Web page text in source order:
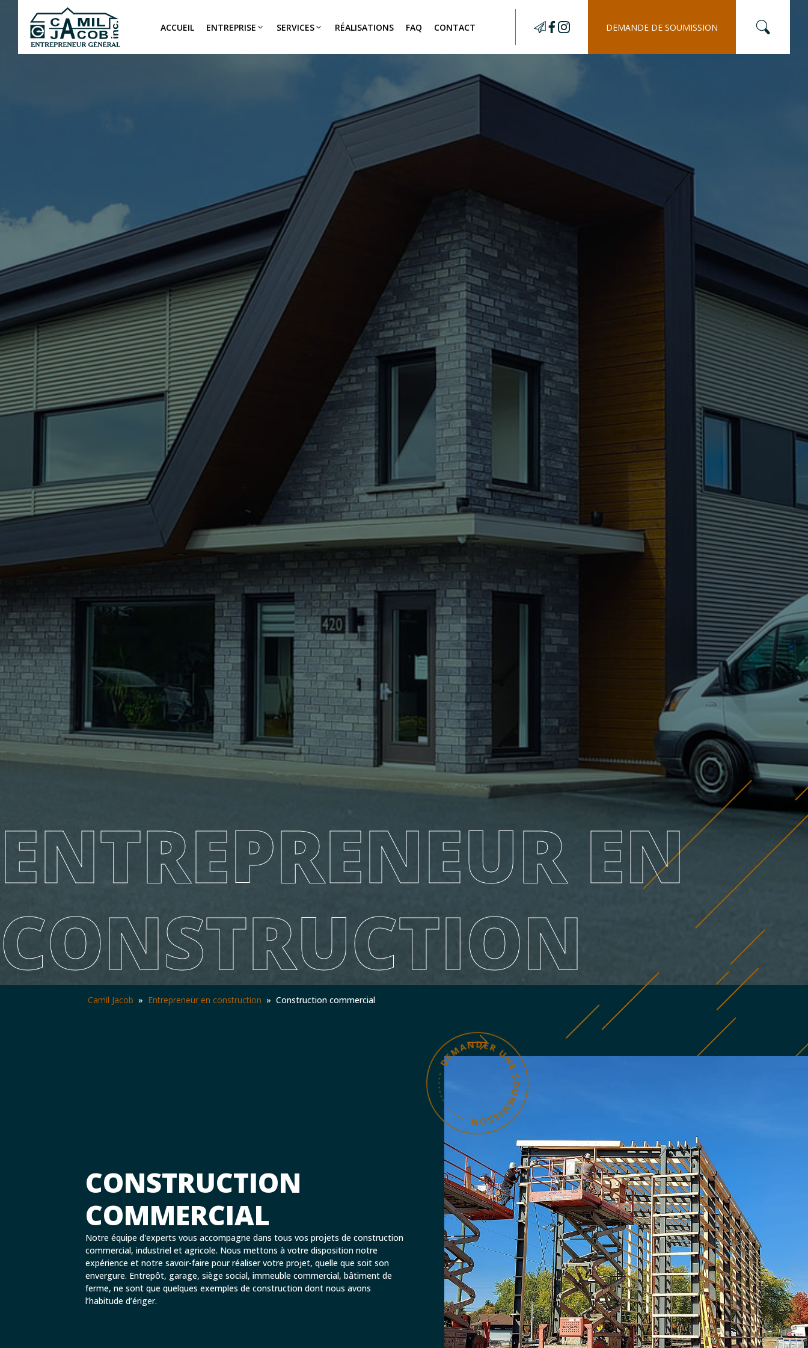
ACCUEIL ENTREPRISE SERVICES RÉALISATIONS FAQ CONTACT DEMANDE DE SOUMISSION
ENTREPRENEUR EN
CONSTRUCTION
Camil Jacob » Entrepreneur en construction » Construction commercial
CONSTRUCTION
COMMERCIAL
Notre équipe d'experts vous accompagne dans tous vos projets de construction
commercial, industriel et agricole. Nous mettons à votre disposition notre
expérience et notre savoir-faire pour réaliser votre projet, quelle que soit son
envergure. Entrepôt, garage, siège social, immeuble commercial, bâtiment de
ferme, ne sont que quelques exemples de construction dont nous avons
l’habitude d’ériger.